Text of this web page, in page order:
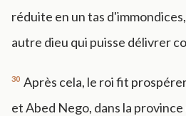
réduite en un tas
autre dieu qui puisse délivrer
30 Après cela, le roi fit
et Abed Nego, dans la